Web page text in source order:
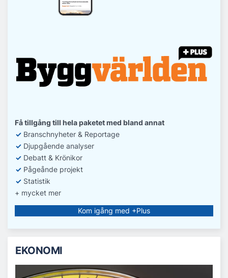
Få tillgång till hela paketet med bland annat
✓ Branschnyheter & Reportage
✓ Djupgående analyser
✓ Debatt & Krönikor
✓ Pågeånde projekt
✓ Statistik
+ mycket mer
Kom igång med +Plus
EKONOMI